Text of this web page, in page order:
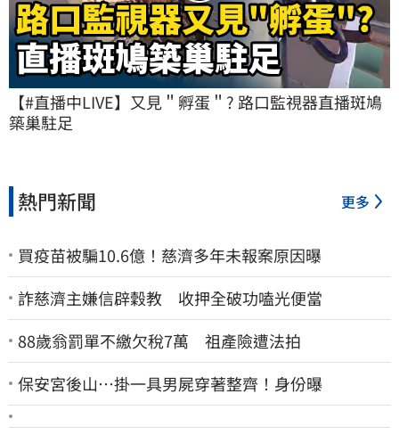
【#直播中LIVE】又見＂孵蛋＂? 路口監視器直播斑鳩
築巢駐足
熱門新聞 更多
買疫苗被騙10.6億！慈濟多年未報案原因曝
詐慈濟主嫌信辟穀教 收押全破功嗑光便當
88歲翁罰單不繳欠稅7萬 祖產險遭法拍
保安宮後山…掛一具男屍穿著整齊！身份曝